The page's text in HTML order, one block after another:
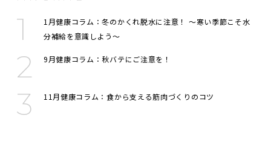
1月健康コラム：冬のかくれ脱水に注意！ 〜寒い季節こそ水
分補給を意識しよう〜
9月健康コラム：秋バテにご注意を！
11月健康コラム：食から支える筋肉づくりのコツ